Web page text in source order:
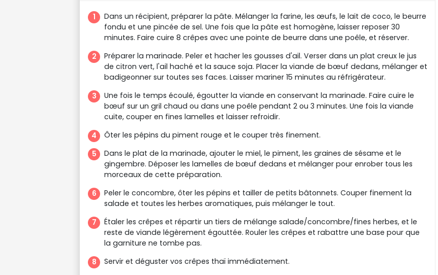
Dans un récipient, préparer la pâte. Mélanger la farine, les œufs, le lait de coco, le beurre
fondu et une pincée de sel. Une fois que la pâte est homogène, laisser reposer 30
minutes. Faire cuire 8 crêpes avec une pointe de beurre dans une poêle, et réserver.
Préparer la marinade. Peler et hacher les gousses d'ail. Verser dans un plat creux le jus
de citron vert, l'ail haché et la sauce soja. Placer la viande de bœuf dedans, mélanger et
badigeonner sur toutes ses faces. Laisser mariner 15 minutes au réfrigérateur.
Une fois le temps écoulé, égoutter la viande en conservant la marinade. Faire cuire le
bœuf sur un gril chaud ou dans une poêle pendant 2 ou 3 minutes. Une fois la viande
cuite, couper en fines lamelles et laisser refroidir.
Ôter les pépins du piment rouge et le couper très finement.
Dans le plat de la marinade, ajouter le miel, le piment, les graines de sésame et le
gingembre. Déposer les lamelles de bœuf dedans et mélanger pour enrober tous les
morceaux de cette préparation.
Peler le concombre, ôter les pépins et tailler de petits bâtonnets. Couper finement la
salade et toutes les herbes aromatiques, puis mélanger le tout.
Étaler les crêpes et répartir un tiers de mélange salade/concombre/fines herbes, et le
reste de viande légèrement égouttée. Rouler les crêpes et rabattre une base pour que
la garniture ne tombe pas.
Servir et déguster vos crêpes thaï immédiatement.